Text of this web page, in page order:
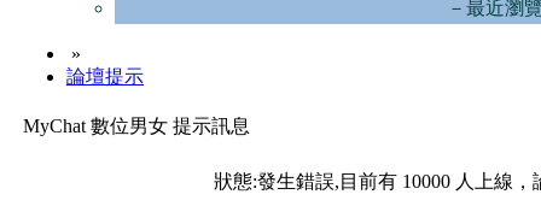
－最近瀏
»
論壇提示
MyChat 數位男女 提示訊息
狀態:發生錯誤,目前有 10000 人上線